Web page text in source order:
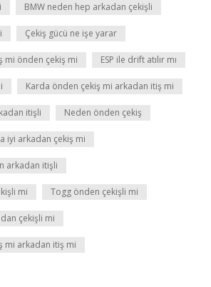
BMW neden hep arkadan çekişli
Çekiş gücü ne işe yarar
mi önden çekiş mi ESP ile drift atılır mı
Karda önden çekiş mi arkadan itiş mi
itişli Neden önden çekiş
iyi arkadan çekiş mi
arkadan itişli
mi Togg önden çekişli mi
çekişli mi
mi arkadan itiş mi